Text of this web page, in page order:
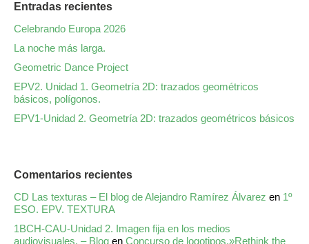
Entradas recientes
Celebrando Europa 2026
La noche más larga.
Geometric Dance Project
EPV2. Unidad 1. Geometría 2D: trazados geométricos
básicos, polígonos.
EPV1-Unidad 2. Geometría 2D: trazados geométricos básicos
Comentarios recientes
CD Las texturas – El blog de Alejandro Ramírez Álvarez en 1º
ESO. EPV. TEXTURA
1BCH-CAU-Unidad 2. Imagen fija en los medios
audiovisuales. – Blog en Concurso de logotipos.»Rethink the